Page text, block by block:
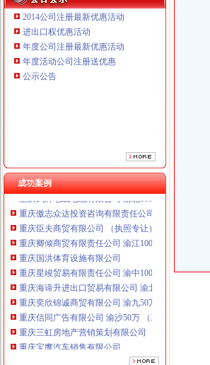
本站导航
2014公司注册最新优惠活动
进出口权优惠活动
年度公司注册最新优惠活动
年度活动公司注册送优惠
公示公告
成功案例
重庆鸽牌电线电缆有限公司 渝北10010万 (进出口权)
重庆傲志众达投资咨询有限责任公司 渝九1000万
重庆臣夫商贸有限公司 （执照专让）
重庆卿倾商贸有限责任公司 渝江100万 （工商注册）
重庆国洪体育设施有限公司
重庆星竣贸易有限责任公司 渝中100万 （进出口权）
重庆海谛升进出口贸易有限公司 渝北100万 （进出
重庆奕欣锦诚商贸有限公司 渝九50万 （工商注册）
重庆信同广告有限公司 渝沙50万 （工商注册）
重庆三虹房地产营销策划有限公司
重庆宝鹰汽车销售有限公司
重庆鸽牌电线电缆有限公司 渝北10010万 (进出口权)